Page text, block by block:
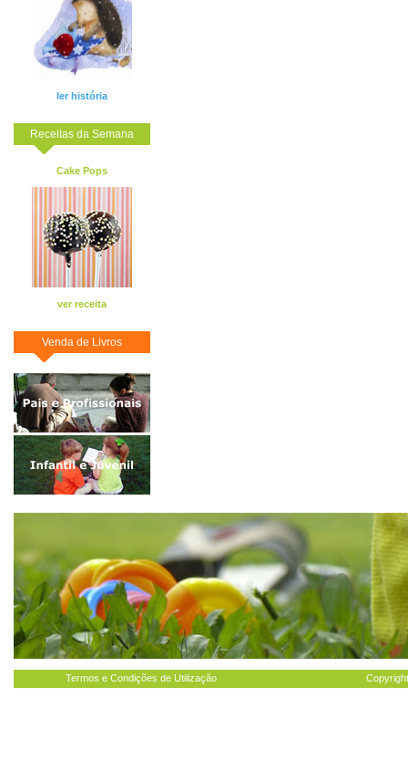
ler história
Receitas da Semana
Cake Pops
ver receita
Venda de Livros
Termos e Condições de Utilização